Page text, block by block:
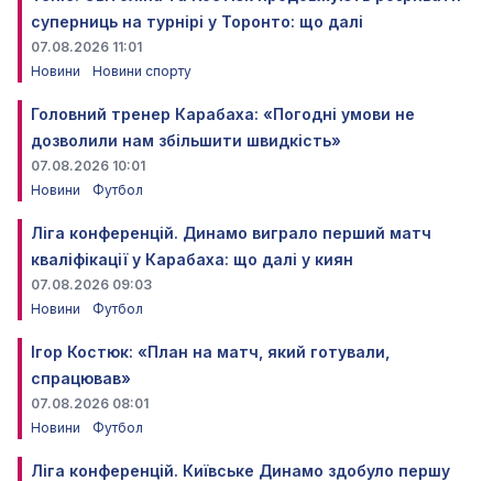
суперниць на турнірі у Торонто: що далі
07.08.2026 11:01
Новини
Новини спорту
Головний тренер Карабаха: «Погодні умови не
дозволили нам збільшити швидкість»
07.08.2026 10:01
Новини
Футбол
Ліга конференцій. Динамо виграло перший матч
кваліфікації у Карабаха: що далі у киян
07.08.2026 09:03
Новини
Футбол
Ігор Костюк: «План на матч, який готували,
спрацював»
07.08.2026 08:01
Новини
Футбол
Ліга конференцій. Київське Динамо здобуло першу